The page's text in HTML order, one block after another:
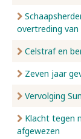
overtreding van
Celstraf en
Zeven jaar
Vervolging
Klacht tegen
afgewezen